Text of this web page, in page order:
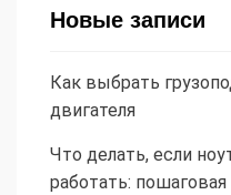
Новые записи
Как выбрать
двигателя
Что делать, если
работать: